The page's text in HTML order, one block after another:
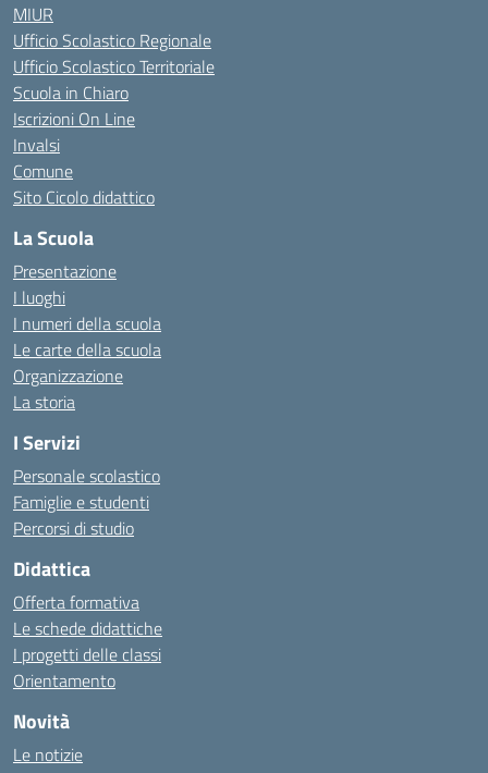
MIUR
Ufficio Scolastico Regionale
Ufficio Scolastico Territoriale
Scuola in Chiaro
Iscrizioni On Line
Invalsi
Comune
Sito Cicolo didattico
La Scuola
Presentazione
I luoghi
I numeri della scuola
Le carte della scuola
Organizzazione
La storia
I Servizi
Personale scolastico
Famiglie e studenti
Percorsi di studio
Didattica
Offerta formativa
Le schede didattiche
I progetti delle classi
Orientamento
Novità
Le notizie